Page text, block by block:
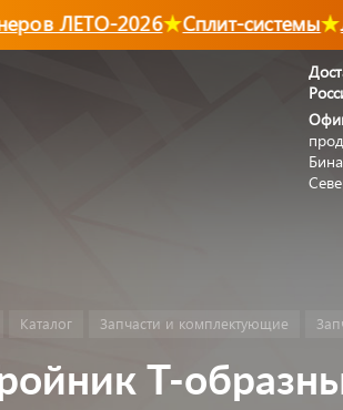
ЛЕТО-2026 Сплит-системы
Каталог Запчасти и комплектующие
Т-